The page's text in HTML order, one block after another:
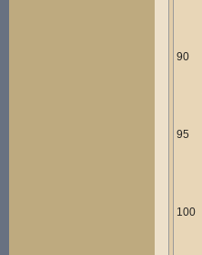
90
95
100